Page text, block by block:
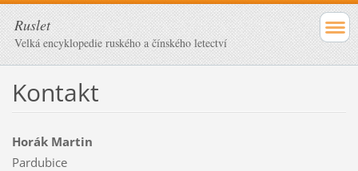
Ruslet
Velká encyklopedie ruského a čínského letectví
Kontakt
Horák Martin
Pardubice